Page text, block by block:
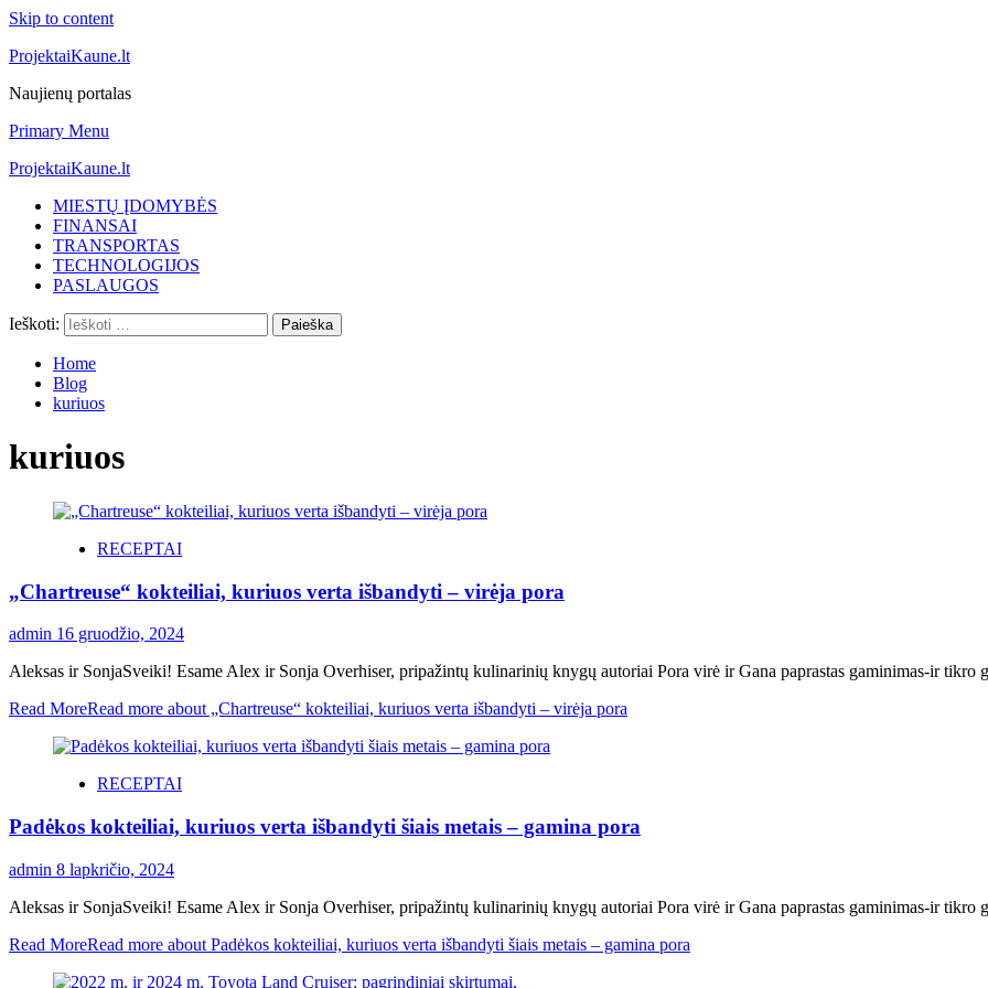
Skip to content
ProjektaiKaune.lt
Naujienų portalas
Primary Menu
ProjektaiKaune.lt
MIESTŲ ĮDOMYBĖS
FINANSAI
TRANSPORTAS
TECHNOLOGIJOS
PASLAUGOS
Ieškoti:
Home
Blog
kuriuos
kuriuos
RECEPTAI
„Chartreuse“ kokteiliai, kuriuos verta išbandyti – virėja pora
admin 16 gruodžio, 2024
Aleksas ir SonjaSveiki! Esame Alex ir Sonja Overhiser, pripažintų kulinarinių knygų autoriai Pora virė ir Gana paprastas gaminimas-ir tikro
Read MoreRead more about „Chartreuse“ kokteiliai, kuriuos verta išbandyti – virėja pora
RECEPTAI
Padėkos kokteiliai, kuriuos verta išbandyti šiais metais – gamina pora
admin 8 lapkričio, 2024
Aleksas ir SonjaSveiki! Esame Alex ir Sonja Overhiser, pripažintų kulinarinių knygų autoriai Pora virė ir Gana paprastas gaminimas-ir tikro
Read MoreRead more about Padėkos kokteiliai, kuriuos verta išbandyti šiais metais – gamina pora